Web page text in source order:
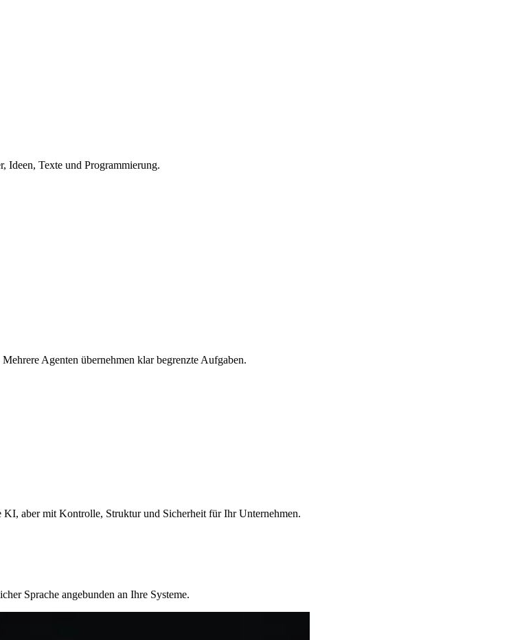
Ideen, Texte und Programmierung.
Agenten übernehmen klar begrenzte Aufgaben.
aber mit Kontrolle, Struktur und Sicherheit für Ihr Unternehmen.
Sprache angebunden an Ihre Systeme.